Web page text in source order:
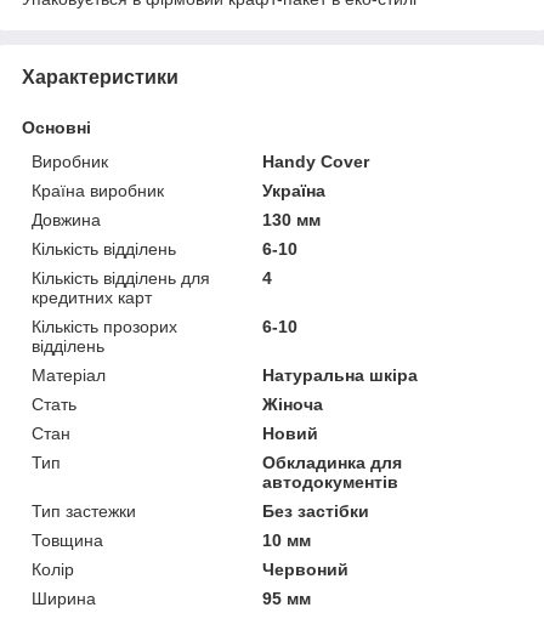
Характеристики
Основні
Виробник
Handy Cover
Країна виробник
Україна
Довжина
130 мм
Кількість відділень
6-10
Кількість відділень для
кредитних карт
4
Кількість прозорих
відділень
6-10
Матеріал
Натуральна шкіра
Стать
Жіноча
Стан
Новий
Тип
Обкладинка для
автодокументів
Тип застежки
Без застібки
Товщина
10 мм
Колір
Червоний
Ширина
95 мм